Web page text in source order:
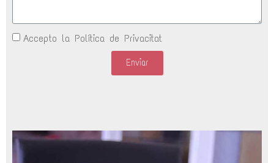
Accepto la Política de Privacitat
Enviar